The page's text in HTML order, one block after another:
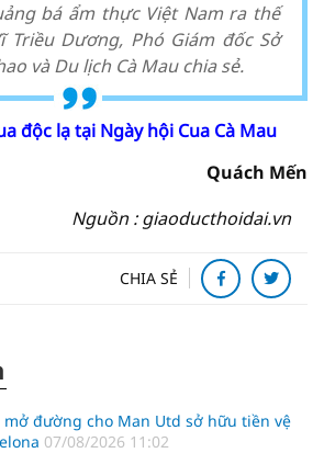
bá ẩm thực Việt Nam ra thế
Triều Dương, Phó Giám đốc Sở
và Du lịch Cà Mau chia sẻ.
độc lạ tại Ngày hội Cua Cà Mau
Quách Mến
Nguồn : giaoducthoidai.vn
CHIA SẺ
đường cho Man Utd sở hữu tiền vệ
07/08/2026 11:02